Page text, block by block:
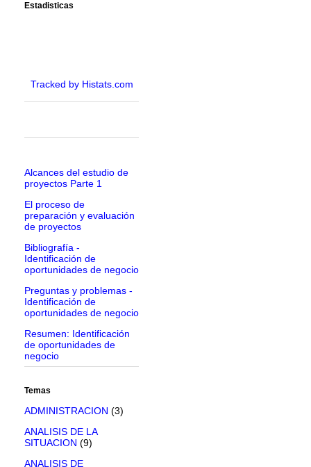
Estadisticas
Tracked by Histats.com
Alcances del estudio de
proyectos Parte 1
El proceso de
preparación y evaluación
de proyectos
Bibliografía -
Identificación de
oportunidades de negocio
Preguntas y problemas -
Identificación de
oportunidades de negocio
Resumen: Identificación
de oportunidades de
negocio
Temas
ADMINISTRACION (3)
ANALISIS DE LA
SITUACION (9)
ANALISIS DE